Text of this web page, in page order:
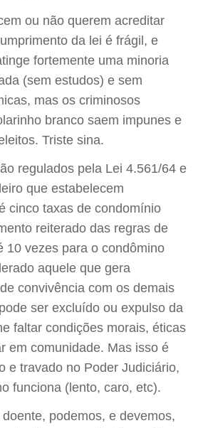
ou não querem acreditar
da lei é frágil, e
fortemente uma minoria
(sem estudos) e sem
mas os criminosos
branco saem impunes e
Triste sina.
regulados pela Lei 4.561/64 e
que estabelecem
cinco taxas de condomínio
reiterado das regras de
10 vezes para o condômino
aquele que gera
convivência com os demais
ser excluído ou expulso da
faltar condições morais, éticas
em comunidade. Mas isso é
e travado no Poder Judiciário,
funciona (lento, caro, etc).
doente, podemos, e devemos,